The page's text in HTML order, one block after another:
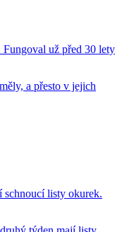
už před 30 lety
a přesto v jejich
listy okurek.